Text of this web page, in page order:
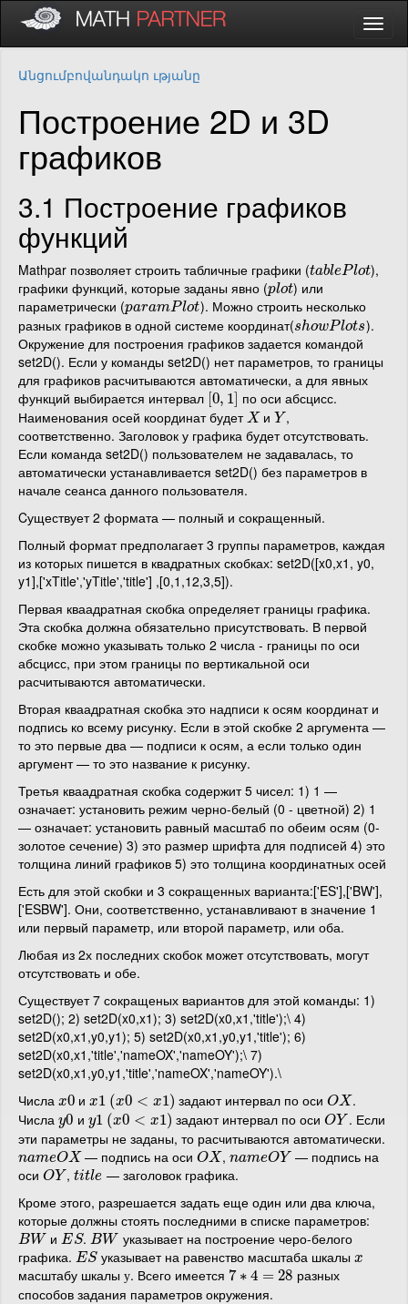
Անցումբովանդակո ւթյանը
Построение 2D и 3D
графиков
3.1 Построение графиков
функций
Mathpar позволяет строить табличные графики (tablePlot
tablePlot ),
графики функций, которые заданы явно (plot
plot ) или
параметрически (paramPlot
paramPlot
). Можно строить несколько
разных графиков в одной системе координат(showPlots
showPlots
).
Окружение для построения графиков задается командой
set2D(). Если у команды set2D() нет параметров, то границы
для графиков расчитываются автоматически, а для явных
функций выбирается интервал [0, 1]
[0,1] по оси абсцисс.
Наименования осей координат будетX
X иY
Y ,
соответственно. Заголовок у графика будет отсутствовать.
Если команда set2D() пользователем не задавалась, то
автоматически устанавливается set2D() без параметров в
начале сеанса данного пользователя.
Cуществует 2 формата — полный и сокращенный.
Полный формат предполагает 3 группы параметров, каждая
из которых пишется в квадратных скобках: set2D([x0,x1, y0,
y1],['xTitle','yTitle','title'] ,[0,1,12,3,5]).
Первая кваадратная скобка определяет границы графика.
Эта скобка должна обязательно присутствовать. В первой
скобке можно указывать только 2 числа - границы по оси
абсцисс, при этом границы по вертикальной оси
расчитываются автоматически.
Вторая кваадратная скобка это надписи к осям координат и
подпись ко всему рисунку. Если в этой скобке 2 аргумента —
то это первые два — подписи к осям, а если только один
аргумент — то это название к рисунку.
Третья кваадратная скобка содержит 5 чисел: 1) 1 —
означает: установить режим черно-белый (0 - цветной) 2) 1
— означает: установить равный масштаб по обеим осям (0-
золотое сечение) 3) это размер шрифта для подписей 4) это
толщина линий графиков 5) это толщина координатных осей
Есть для этой скобки и 3 сокращенных варианта:['ES'],['BW'],
['ESBW']. Они, соответственно, устанавливают в значение 1
или первый параметр, или второй параметр, или оба.
Любая из 2х последних скобок может отсутствовать, могут
отсутствовать и обе.
Существует 7 сокращеных вариантов для этой команды: 1)
set2D(); 2) set2D(x0,x1); 3) set2D(x0,x1,'title');\ 4)
set2D(x0,x1,y0,y1); 5) set2D(x0,x1,y0,y1,'title'); 6)
set2D(x0,x1,'title','nameOX','nameOY');\ 7)
set2D(x0,x1,y0,y1,'title','nameOX','nameOY').\
Числа x0
x0 иx1
x1 (x0 < x1)
(x0< x1 ) задают интервал по осиOX
OX .
Числа y0
y0 и y1
y1 (x0 < x1)
(x0< x1 ) задают интервал по осиOY
OY . Если
эти параметры не заданы, то расчитываются автоматически.
nameOX
nameOX — подпись на осиOX
OX , nameOY
nameOY
— подпись на
оси OY
OY ,title
title
— заголовок графика.
Кроме этого, разрешается задать еще один или два ключа,
которые должны стоять последними в списке параметров:
BW
BW иES
ES .BW
BW
указывает на построение черо-белого
графика. ES
ES указывает на равенство масштаба шкалы x
x
масштабу шкалы у
у. Всего имеется 7 ∗ 4 = 28
7∗4 =28
разных
способов задания параметров окружения.